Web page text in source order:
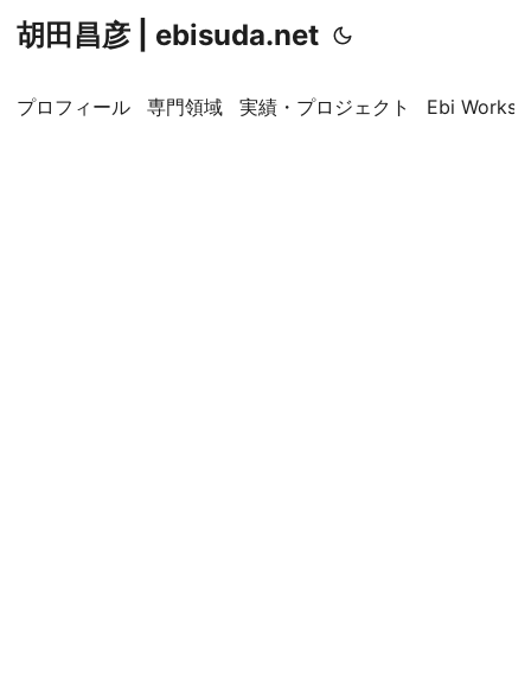
胡田昌彦 | ebisuda.net
プロフィール 専門領域 実績・プロジェクト Ebi